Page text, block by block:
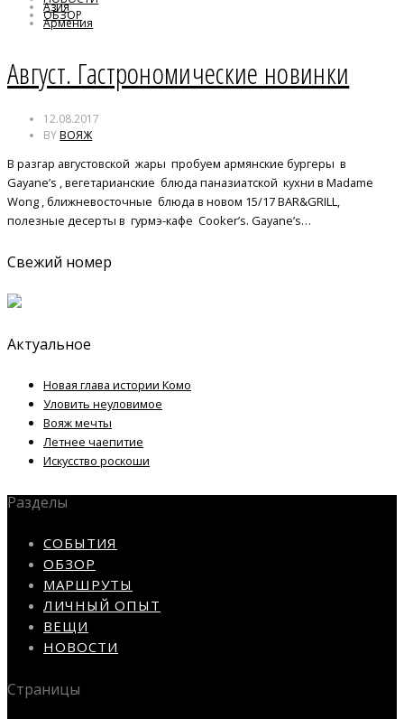
ОБЗОР
Азия
Армения
Август. Гастрономические новинки
12.08.2017
BYВОЯЖ
В разгар августовской жары пробуем армянские бургеры в
Gayane’s , вегетарианские блюда паназиатской кухни в Madame
Wong , ближневосточные блюда в новом 15/17 BAR&GRILL,
полезные десерты в гурмэ-кафе Cooker’s. Gayane’s…
Свежий номер
Актуальное
Новая глава истории Комо
Уловить неуловимое
Вояж мечты
Летнее чаепитие
Искусство роскоши
Разделы
СОБЫТИЯ
ОБЗОР
МАРШРУТЫ
ЛИЧНЫЙ ОПЫТ
ВЕЩИ
НОВОСТИ
Страницы